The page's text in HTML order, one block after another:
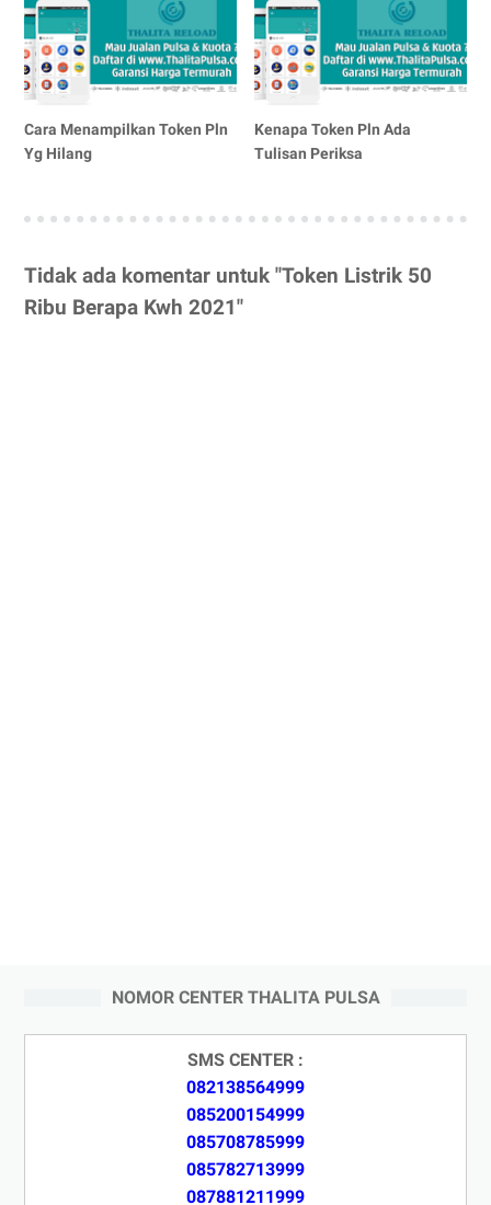
Cara Menampilkan Token Pln
Yg Hilang
Kenapa Token Pln Ada
Tulisan Periksa
Tidak ada komentar untuk "Token Listrik 50
Ribu Berapa Kwh 2021"
NOMOR CENTER THALITA PULSA
SMS CENTER :
082138564999
085200154999
085708785999
085782713999
087881211999